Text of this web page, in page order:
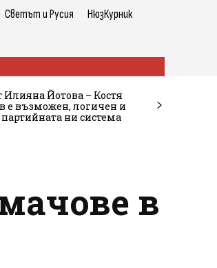
Светът и Русия НюзКурник
Йотова – Костя
е възможен, логичен и
партийната ни система
в